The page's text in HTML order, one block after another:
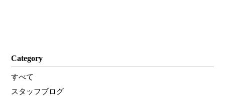
Category
すべて
スタッフブログ